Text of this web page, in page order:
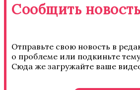
Сообщить новость
Отправьте свою новость в
о проблеме или подкиньте
Сюда же загружайте ваше